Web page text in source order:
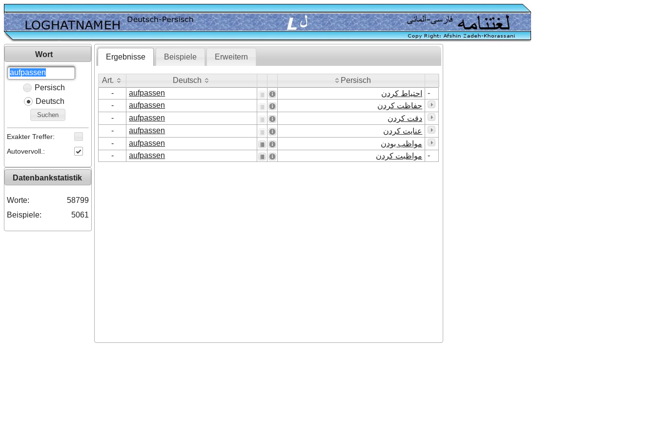
Wort
Persisch
Deutsch
Suchen
Exakter Treffer:
Autovervoll.:
Datenbankstatistik
Worte:
58799
Beispiele:
5061
Ergebnisse Beispiele Erweitern
Art. Deutsch
Persisch
Art.
- aufpassen احتیاط کردن
-
-
aufpassen
حفاظت کردن
-
aufpassen
دقت کردن
-
aufpassen
عنایت کردن
-
aufpassen
مواظب بودن
-
aufpassen مواظبت کردن -